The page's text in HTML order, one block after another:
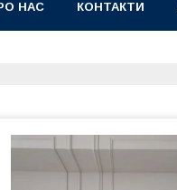
НАС КОНТАКТИ